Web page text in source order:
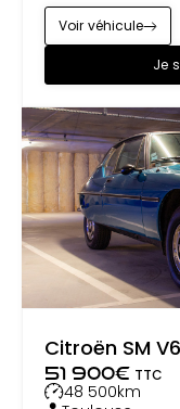
Je
Voir véhicule
Citroën SM
51 900€ TTC
48 500km